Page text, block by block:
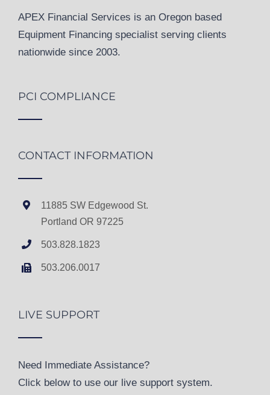
APEX Financial Services is an Oregon based
Equipment Financing specialist serving clients
nationwide since 2003.
PCI COMPLIANCE
CONTACT INFORMATION
11885 SW Edgewood St.
Portland OR 97225
503.828.1823
503.206.0017
LIVE SUPPORT
Need Immediate Assistance?
Click below to use our live support system.